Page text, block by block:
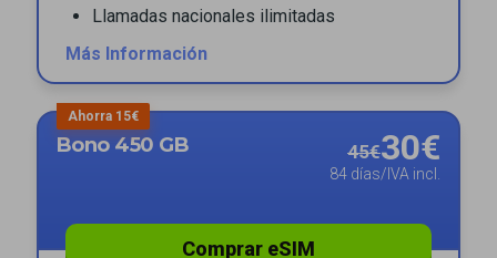
Llamadas nacionales ilimitadas
Más Información
Bono 450 GB
Ahorra 15€
45€30€
84 días/IVA incl.
Comprar eSIM